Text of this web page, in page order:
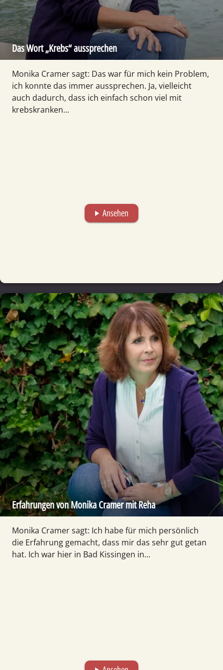
Das Wort „Krebs“ aussprechen
Monika Cramer sagt: Das war für mich kein Problem,
ich konnte das immer aussprechen. Ja, vielleicht
auch dadurch, dass ich einfach schon viel mit
krebskranken...
play_arrow Ansehen
Erfahrungen von Monika Cramer mit Reha
Monika Cramer sagt: Ich habe für mich persönlich
die Erfahrung gemacht, dass mir das sehr gut getan
hat. Ich war hier in Bad Kissingen in...